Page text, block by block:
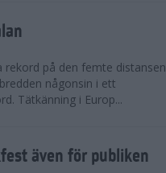
rekord på den femte distansen
någonsin i ett
Tätkänning i Europ...
även för publiken